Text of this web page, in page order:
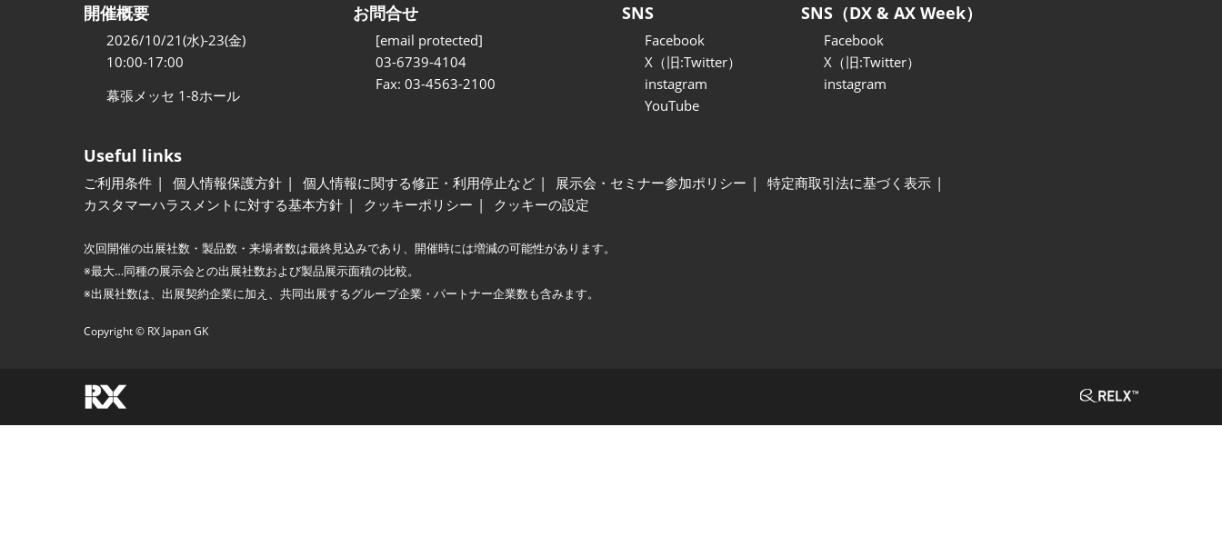
開催概要
2026/10/21(水)-23(金)
10:00-17:00
幕張メッセ 1-8ホール
お問合せ
[email protected]
03-6739-4104
Fax: 03-4563-2100
SNS
Facebook
X（旧:Twitter）
instagram
YouTube
SNS（DX & AX Week）
Facebook
X（旧:Twitter）
instagram
Useful links
ご利用条件 個人情報保護方針 個人情報に関する修正・利用停止など 展示会・セミナー参加ポリシー
特定商取引法に基づく表示
カスタマーハラスメントに対する基本方針
クッキーポリシー クッキーの設定
次回開催の出展社数・製品数・来場者数は最終見込みであり、開催時には増減の可能性があります。
※最大…同種の展示会との出展社数および製品展示面積の比較。
※出展社数は、出展契約企業に加え、共同出展するグループ企業・パートナー企業数も含みます。
Copyright © RX Japan GK